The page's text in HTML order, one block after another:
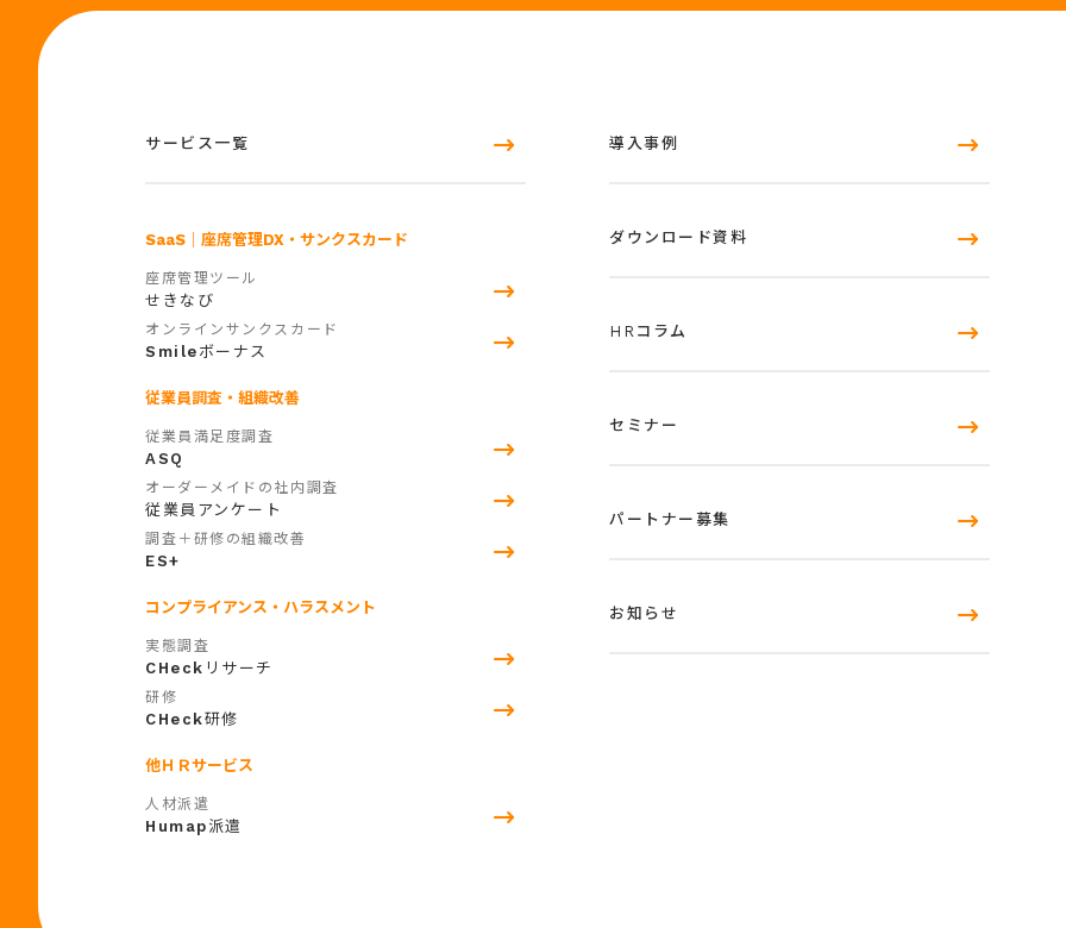
サービス一覧
SaaS ｜座席管理DX・サンクスカード
座席管理ツール
せきなび
オンラインサンクスカード
Smile ボーナス
従業員調査・組織改善
従業員満足度調査
ASQ
オーダーメイドの社内調査
従業員アンケート
調査＋研修の組織改善
ES+
コンプライアンス・ハラスメント
実態調査
CHeck リサーチ
研修
CHeck研修
他ＨＲサービス
人材派遣
Humap 派遣
導入事例
ダウンロード資料
HRコラム
セミナー
パートナー募集
お知らせ